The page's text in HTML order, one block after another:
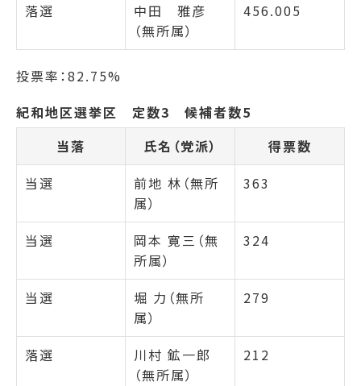
落選
中田 雅彦
（無所属）
456.005
投票率：82.75%
紀和地区選挙区 定数3 候補者数5
当落
氏名（党派）
得票数
当選
前地 林（無所
属）
363
当選
岡本 寛三（無
所属）
324
当選
堀 力（無所
属）
279
落選
川村 鉱一郎
（無所属）
212